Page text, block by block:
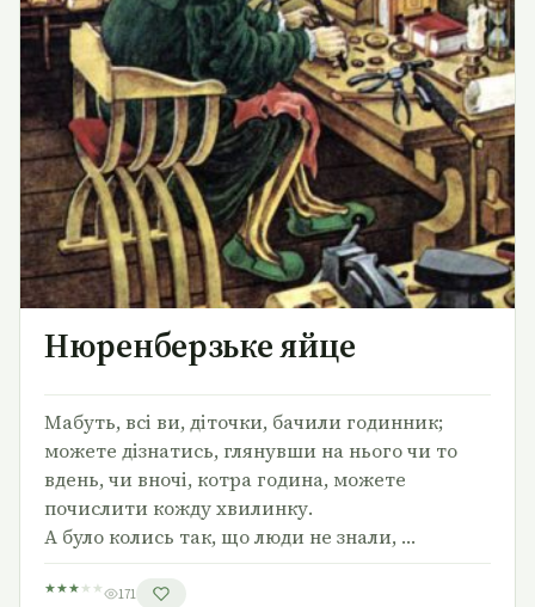
Нюренберзьке яйце
Нюренберзьке яйце
Мабуть, всі ви, діточки, бачили годинник;
можете дізнатись, глянувши на нього чи то
вдень, чи вночі, котра година, можете
почислити кожду хвилинку.
А було колись так, що люди не знали, …
★★★ ★ ★ 171